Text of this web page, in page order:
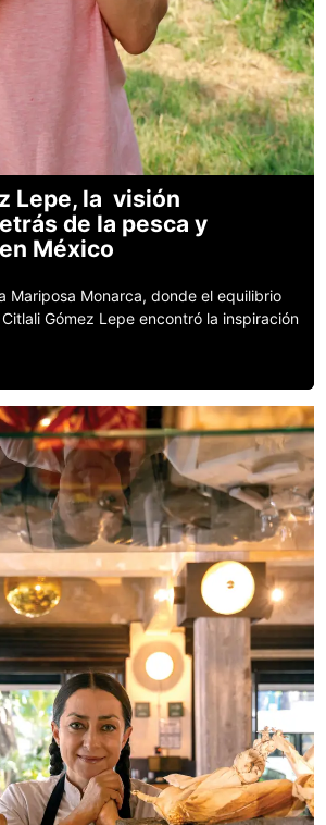
Lepe, la visión
de la pesca y
México
Mariposa Monarca, donde el equilibrio
Gómez Lepe encontró la inspiración